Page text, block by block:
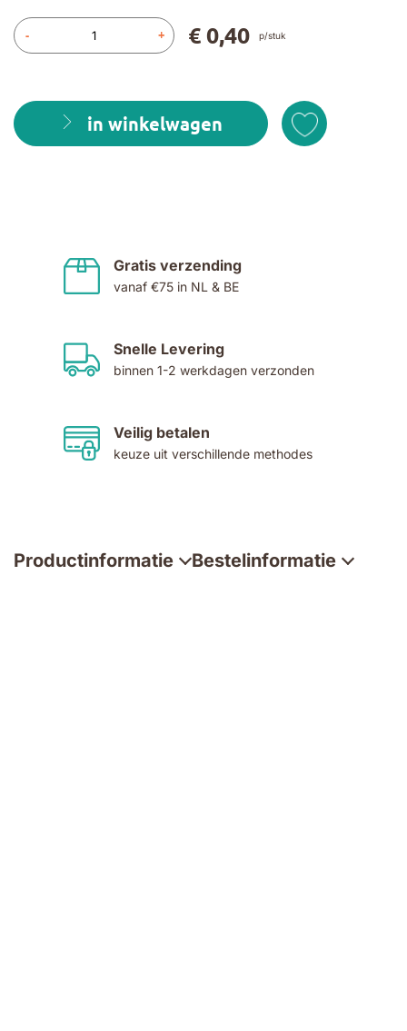
- +
in winkelwagen
€ 0,40 p/stuk
Gratis verzending
vanaf €75 in NL & BE
Snelle Levering
binnen 1-2 werkdagen verzonden
Veilig betalen
keuze uit verschillende methodes
Productinformatie Bestelinformatie